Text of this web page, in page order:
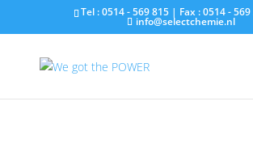
Tel : 0514 - 569 815 | Fax : 0514 -
info@selectchemie.nl